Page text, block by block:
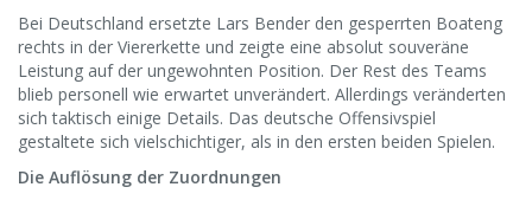
Bei Deutschland ersetzte Lars Bender den gesperrten Boateng
rechts in der Viererkette und zeigte eine absolut souveräne
Leistung auf der ungewohnten Position. Der Rest des Teams
blieb personell wie erwartet unverändert. Allerdings veränderten
sich taktisch einige Details. Das deutsche Offensivspiel
gestaltete sich vielschichtiger, als in den ersten beiden Spielen.
Die Auflösung der Zuordnungen